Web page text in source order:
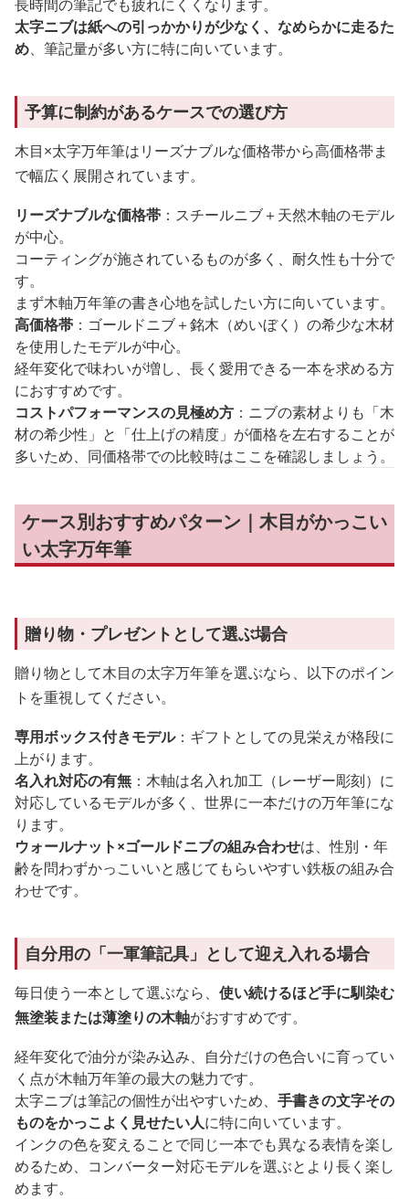
長時間の筆記でも疲れにくくなります。
太字ニブは紙への引っかかりが少なく、なめらかに走るた
め、筆記量が多い方に特に向いています。
予算に制約があるケースでの選び方
木目×太字万年筆はリーズナブルな価格帯から高価格帯ま
で幅広く展開されています。
リーズナブルな価格帯 ：スチールニブ＋天然木軸のモデル
が中心。
コーティングが施されているものが多く、耐久性も十分で
す。
まず木軸万年筆の書き心地を試したい方に向いています。
高価格帯 ：ゴールドニブ＋銘木（めいぼく）の希少な木材
を使用したモデルが中心。
経年変化で味わいが増し、長く愛用できる一本を求める方
におすすめです。
コストパフォーマンスの見極め方 ：ニブの素材よりも「木
材の希少性」と「仕上げの精度」が価格を左右することが
多いため、同価格帯での比較時はここを確認しましょう。
ケース別おすすめパターン｜木目がかっこい
い太字万年筆
贈り物・プレゼントとして選ぶ場合
贈り物として木目の太字万年筆を選ぶなら、以下のポイン
トを重視してください。
専用ボックス付きモデル：ギフトとしての見栄えが格段に
上がります。
名入れ対応の有無 ：木軸は名入れ加工（レーザー彫刻）に
対応しているモデルが多く、世界に一本だけの万年筆にな
ります。
ウォールナット×ゴールドニブの組み合わせは、性別・年
齢を問わずかっこいいと感じてもらいやすい鉄板の組み合
わせです。
自分用の「一軍筆記具」として迎え入れる場合
毎日使う一本として選ぶなら、 使い続けるほど手に馴染む
無塗装または薄塗りの木軸がおすすめです。
経年変化で油分が染み込み、自分だけの色合いに育ってい
く点が木軸万年筆の最大の魅力です。
太字ニブは筆記の個性が出やすいため、 手書きの文字その
ものをかっこよく見せたい人に特に向いています。
インクの色を変えることで同じ一本でも異なる表情を楽し
めるため、コンバーター対応モデルを選ぶとより長く楽し
めます。